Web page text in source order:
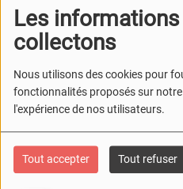
Les
collectons
Nous utilisons des cookies pour
fonctionnalités proposés sur
l'expérience de nos utilisateurs.
Tout accepter Tout refuser
ANS